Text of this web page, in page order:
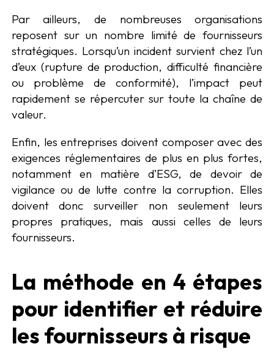
Par ailleurs, de nombreuses organisations
reposent sur un nombre limité de fournisseurs
stratégiques. Lorsqu’un incident survient chez l’un
d’eux (rupture de production, difficulté financière
ou problème de conformité), l’impact peut
rapidement se répercuter sur toute la chaîne de
valeur.
Enfin, les entreprises doivent composer avec des
exigences réglementaires de plus en plus fortes,
notamment en matière d’ESG, de devoir de
vigilance ou de lutte contre la corruption. Elles
doivent donc surveiller non seulement leurs
propres pratiques, mais aussi celles de leurs
fournisseurs.
La méthode en 4 étapes
pour identifier et réduire
les fournisseurs à risque